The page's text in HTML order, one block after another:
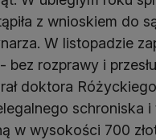
z wnioskiem do
W listopadzie
bez rozprawy i
doktora
schroniska i
w wysokości 700